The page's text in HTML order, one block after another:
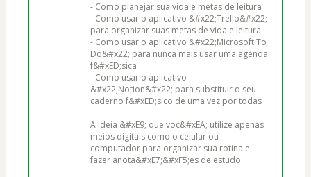
- Como planejar sua vida e metas de leitura
- Como usar o aplicativo &#x22;Trello&#x22;
para organizar suas metas de vida e leitura
- Como usar o aplicativo &#x22;Microsoft To
Do&#x22; para nunca mais usar uma agenda
f&#xED;sica
- Como usar o aplicativo
&#x22;Notion&#x22; para substituir o seu
caderno f&#xED;sico de uma vez por todas
A ideia &#xE9; que voc&#xEA; utilize apenas
meios digitais como o celular ou
computador para organizar sua rotina e
fazer anota&#xE7;&#xF5;es de estudo.